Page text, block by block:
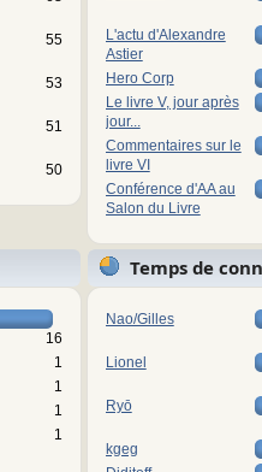
55
53
51
50
L'actu d'Alexandre
Astier
Hero Corp
Le livre V, jour après
jour...
Commentaires sur le
livre VI
Conférence d'AA au
Salon du Livre
16
1
1
1
1
Temps de
Nao/Gilles
Lionel
Ryō
kgeg